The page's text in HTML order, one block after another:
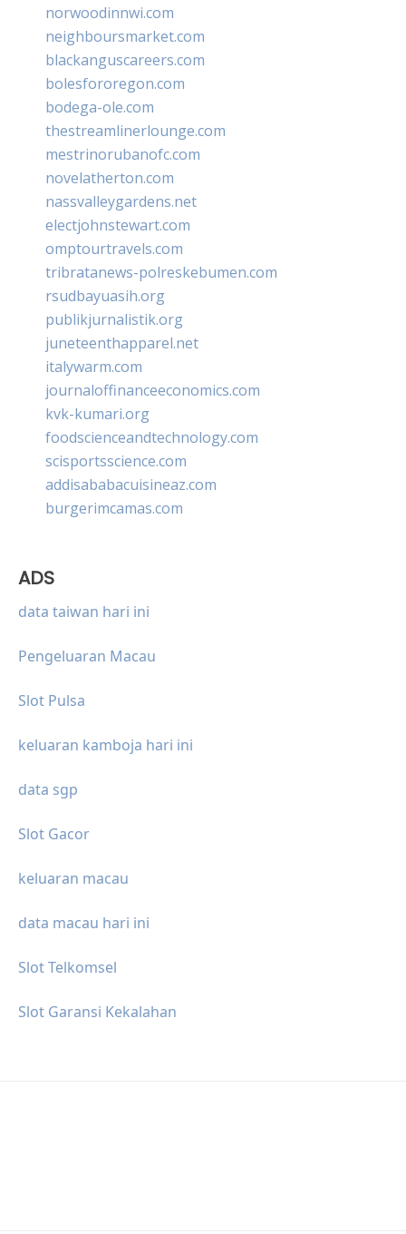
norwoodinnwi.com
neighboursmarket.com
blackanguscareers.com
bolesfororegon.com
bodega-ole.com
thestreamlinerlounge.com
mestrinorubanofc.com
novelatherton.com
nassvalleygardens.net
electjohnstewart.com
omptourtravels.com
tribratanews-polreskebumen.com
rsudbayuasih.org
publikjurnalistik.org
juneteenthapparel.net
italywarm.com
journaloffinanceeconomics.com
kvk-kumari.org
foodscienceandtechnology.com
scisportsscience.com
addisababacuisineaz.com
burgerimcamas.com
ADS
data taiwan hari ini
Pengeluaran Macau
Slot Pulsa
keluaran kamboja hari ini
data sgp
Slot Gacor
keluaran macau
data macau hari ini
Slot Telkomsel
Slot Garansi Kekalahan